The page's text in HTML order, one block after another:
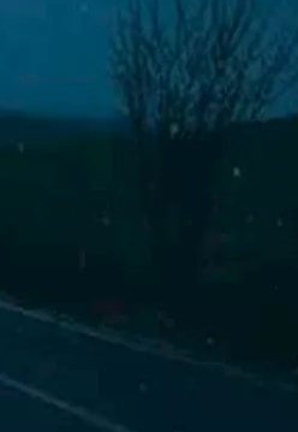
إنها تبدو الطريقة الأمثل
بل وأحيانًا لتحسين الهضم بعد
تأثير المشي في وقت